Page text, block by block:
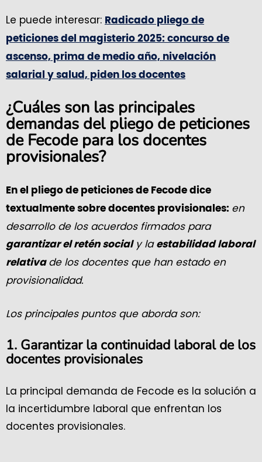
Le puede interesar: Radicado pliego de
peticiones del magisterio 2025: concurso de
ascenso, prima de medio año, nivelación
salarial y salud, piden los docentes
¿Cuáles son las principales
demandas del pliego de peticiones
de Fecode para los docentes
provisionales?
En el pliego de peticiones de Fecode dice
textualmente sobre docentes provisionales: en
desarrollo de los acuerdos firmados para
garantizar el retén socialy la estabilidad laboral
relativa de los docentes que han estado en
provisionalidad.
Los principales puntos que aborda son:
1. Garantizar la continuidad laboral de los
docentes provisionales
La principal demanda de Fecode es la solución a
la incertidumbre laboral que enfrentan los
docentes provisionales.